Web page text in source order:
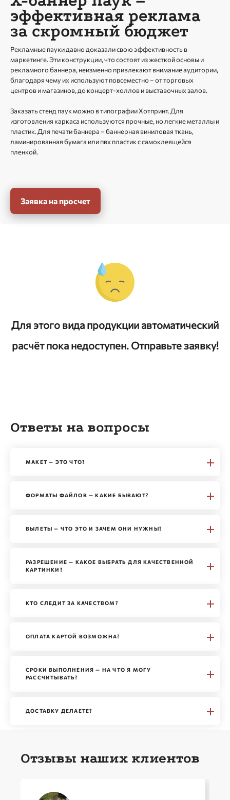
эффективная реклама
за скромный бюджет
Рекламные пауки давно доказали свою эффективность в
маркетинге. Эти конструкции, что состоят из жесткой основы и
рекламного баннера, неизменно привлекают внимание аудитории,
благодаря чему их используют повсеместно – от торговых
центров и магазинов, до концерт-холлов и выставочных залов.
Заказать стенд паук можно в типографии Хотпринт. Для
изготовления каркаса используются прочные, но легкие металлы и
пластик. Для печати баннера – баннерная виниловая ткань,
ламинированная бумага или пвх пластик с самоклеящейся
пленкой.
Заявка на просчет
Для этого вида продукции автоматический
расчёт пока недоступен. Отправьте заявку!
Ответы на вопросы
МАКЕТ — ЭТО ЧТО?
ФОРМАТЫ ФАЙЛОВ — КАКИЕ БЫВАЮТ?
ВЫЛЕТЫ — ЧТО ЭТО И ЗАЧЕМ ОНИ НУЖНЫ?
РАЗРЕШЕНИЕ — КАКОЕ ВЫБРАТЬ ДЛЯ КАЧЕСТВЕННОЙ
КАРТИНКИ?
КТО СЛЕДИТ ЗА КАЧЕСТВОМ?
ОПЛАТА КАРТОЙ ВОЗМОЖНА?
СРОКИ ВЫПОЛНЕНИЯ — НА ЧТО Я МОГУ
РАССЧИТЫВАТЬ?
ДОСТАВКУ ДЕЛАЕТЕ?
Отзывы наших клиентов